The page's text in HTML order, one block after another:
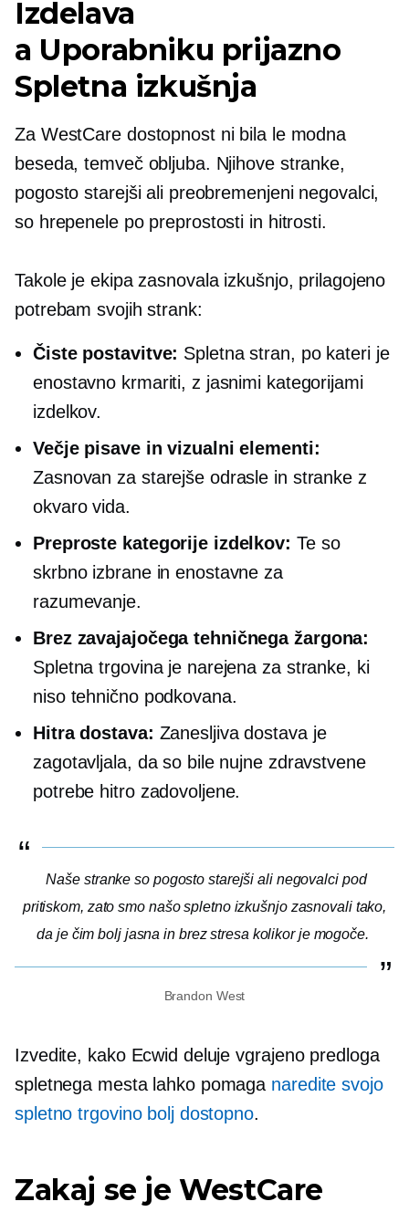
Izdelava
a Uporabniku prijazno
Spletna izkušnja
Za WestCare dostopnost ni bila le modna
beseda, temveč obljuba. Njihove stranke,
pogosto starejši ali preobremenjeni negovalci,
so hrepenele po preprostosti in hitrosti.
Takole je ekipa zasnovala izkušnjo, prilagojeno
potrebam svojih strank:
Čiste postavitve: Spletna stran, po kateri je
enostavno krmariti, z jasnimi kategorijami
izdelkov.
Večje pisave in vizualni elementi:
Zasnovan za starejše odrasle in stranke z
okvaro vida.
Preproste kategorije izdelkov: Te so
skrbno izbrane in enostavne za
razumevanje.
Brez zavajajočega tehničnega žargona:
Spletna trgovina je narejena za stranke, ki
niso tehnično podkovana.
Hitra dostava: Zanesljiva dostava je
zagotavljala, da so bile nujne zdravstvene
potrebe hitro zadovoljene.
Naše stranke so pogosto starejši ali negovalci pod
pritiskom, zato smo našo spletno izkušnjo zasnovali tako,
da je čim bolj jasna in brez stresa kolikor je mogoče.
Brandon West
Izvedite, kako Ecwid delujevgrajenopredloga
spletnega mesta lahko pomaga naredite svojo
spletno trgovino bolj dostopno.
Zakaj se je WestCare